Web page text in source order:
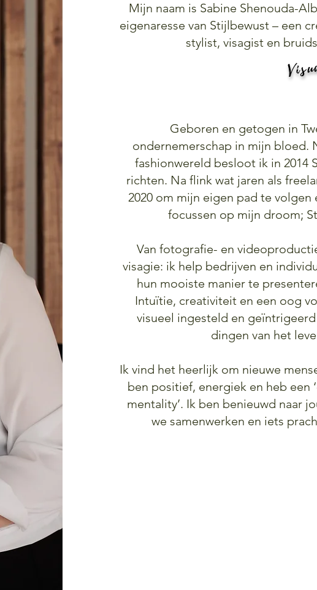
Mijn naam is Sabine Shenouda-
eigenaresse van Stijlbewust – een
stylist, visagist en
Geboren en getogen in
ondernemerschap in mijn bloed.
fashionwereld besloot ik in 2014
richten. Na flink wat jaren als
2020 om mijn eigen pad te volgen
focussen op mijn droom;
Van fotografie- en
visagie: ik help bedrijven en
hun mooiste manier te
Intuïtie, creativiteit en een oog
visueel ingesteld en
dingen van het
Ik vind het heerlijk om nieuwe
ben positief, energiek en heb een
mentality’. Ik ben benieuwd naar
we samenwerken en iets